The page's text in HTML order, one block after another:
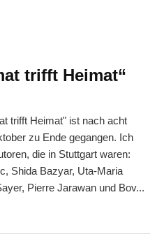
trifft Heimat“
trifft Heimat" ist nach acht
zu Ende gegangen. Ich
die in Stuttgart waren:
Shida Bazyar, Uta-Maria
Pierre Jarawan und Bov...